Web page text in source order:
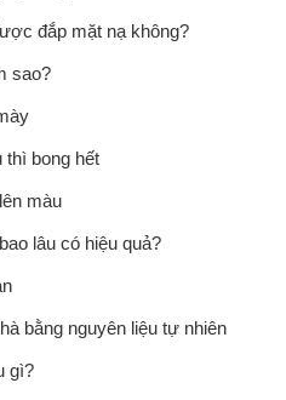
đắp mặt nạ không?
sao?
thì bong hết
màu
lâu có hiệu quả?
bằng nguyên liệu tự nhiên
gì?